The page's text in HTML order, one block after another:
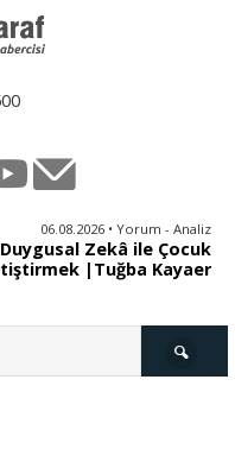
06.08.2026 • Yorum - Analiz
Zekâ ile Çocuk
|Tuğba Kayaer